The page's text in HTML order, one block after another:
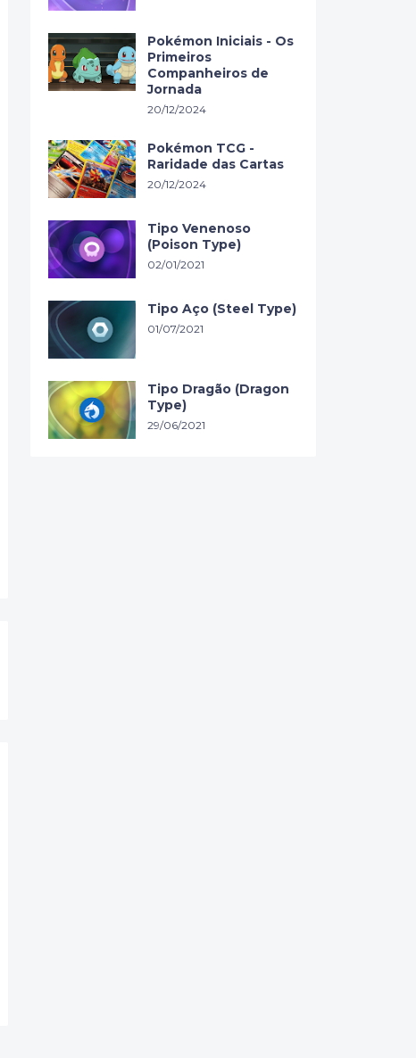
Pokémon Iniciais - Os
Primeiros
Companheiros de
Jornada
20/12/2024
Pokémon TCG -
Raridade das Cartas
20/12/2024
Tipo Venenoso
(Poison Type)
02/01/2021
Tipo Aço (Steel Type)
01/07/2021
Tipo Dragão (Dragon
Type)
29/06/2021